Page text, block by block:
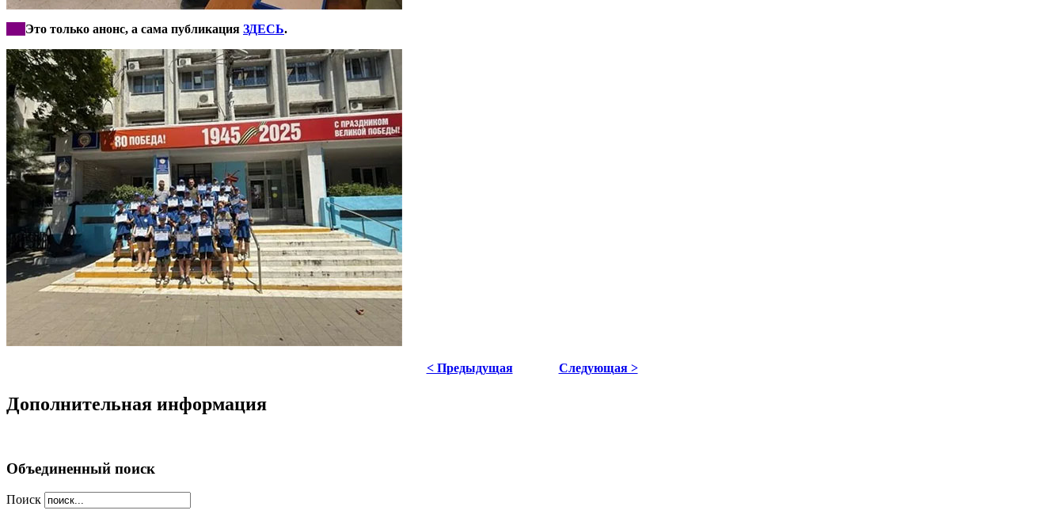
Это только анонс, а сама публикация ЗДЕСЬ.
< Предыдущая Следующая >
Дополнительная информация
Объединенный поиск
Поиск